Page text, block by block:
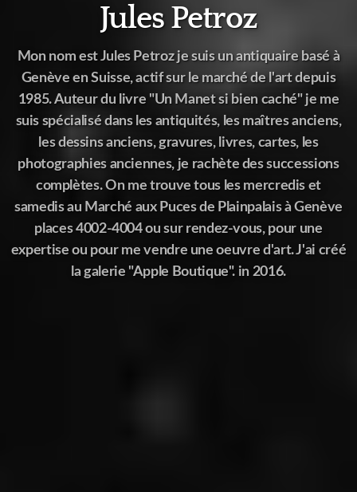
Jules Petroz
Mon nom est Jules Petroz je suis un antiquaire basé à
Genève en Suisse, actif sur le marché de l'art depuis
1985. Auteur du livre "Un Manet si bien caché" je me
suis spécialisé dans les antiquités, les maîtres anciens,
les dessins anciens, gravures, livres, cartes, les
photographies anciennes, je rachète des successions
complètes. On me trouve tous les mercredis et
samedis au Marché aux Puces de Plainpalais à Genève
places 4002-4004 ou sur rendez-vous, pour une
expertise ou pour me vendre une oeuvre d'art. J'ai créé
la galerie "Apple Boutique". in 2016.